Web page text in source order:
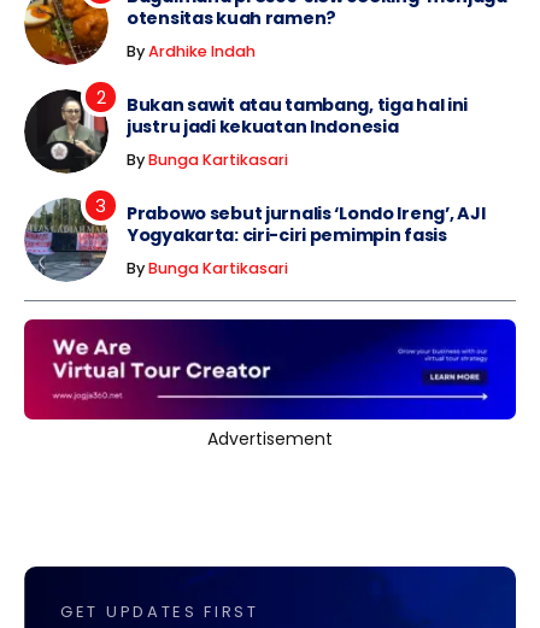
otensitas kuah ramen?
ByArdhike Indah
Bukan sawit atau tambang, tiga hal ini
justru jadi kekuatan Indonesia
ByBunga Kartikasari
Prabowo sebut jurnalis ‘Londo Ireng’, AJI
Yogyakarta: ciri-ciri pemimpin fasis
ByBunga Kartikasari
Advertisement
GET UPDATES FIRST